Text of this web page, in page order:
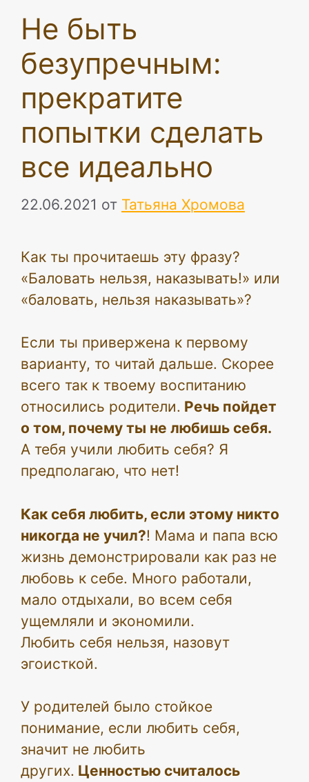
Не быть
безупречным:
прекратите
попытки сделать
все идеально
22.06.2021 от Татьяна Хромова
Как ты прочитаешь эту фразу?
«Баловать нельзя, наказывать!» или
«баловать, нельзя наказывать»?
Если ты привержена к первому
варианту, то читай дальше. Скорее
всего так к твоему воспитанию
относились родители. Речь пойдет
о том, почему ты не любишь себя.
А тебя учили любить себя? Я
предполагаю, что нет!
Как себя любить, если этому никто
никогда не учил?! Мама и папа всю
жизнь демонстрировали как раз не
любовь к себе. Много работали,
мало отдыхали, во всем себя
ущемляли и экономили.
Любить себя нельзя, назовут
эгоисткой.
У родителей было стойкое
понимание, если любить себя,
значит не любить
других. Ценностью считалось